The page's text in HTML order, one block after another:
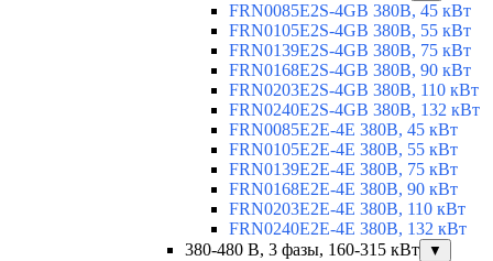
FRN0085E2S-4GB 380В, 45 кВт
FRN0105E2S-4GB 380В, 55 кВт
FRN0139E2S-4GB 380В, 75 кВт
FRN0168E2S-4GB 380В, 90 кВт
FRN0203E2S-4GB 380В, 110 кВт
FRN0240E2S-4GB 380В, 132 кВт
FRN0085E2E-4E 380В, 45 кВт
FRN0105E2E-4E 380В, 55 кВт
FRN0139E2E-4E 380В, 75 кВт
FRN0168E2E-4E 380В, 90 кВт
FRN0203E2E-4E 380В, 110 кВт
FRN0240E2E-4E 380В, 132 кВт
380-480 В, 3 фазы, 160-315 кВт
▼